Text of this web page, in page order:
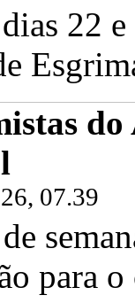
Frazão,
Continuar...
22
07.39
para